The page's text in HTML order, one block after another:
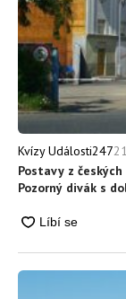
Kvízy Události247
Postavy z
Pozorný divák s